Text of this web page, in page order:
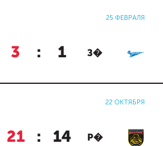
25 ФЕВРАЛЯ
3 : 1 З�
22 ОКТЯБРЯ
21 : 14 Р�